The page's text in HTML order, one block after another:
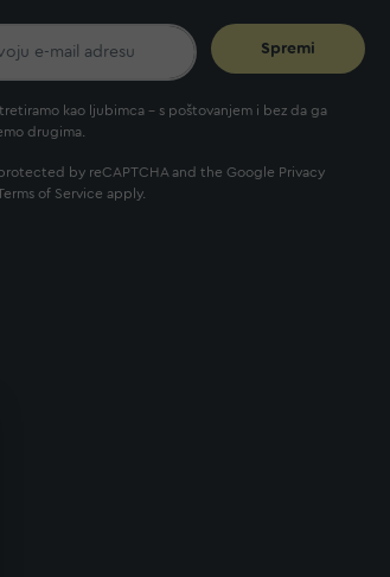
Spremi
kao ljubimca - s poštovanjem i bez da ga
drugima.
by reCAPTCHA and the Google Privacy
of Service apply.